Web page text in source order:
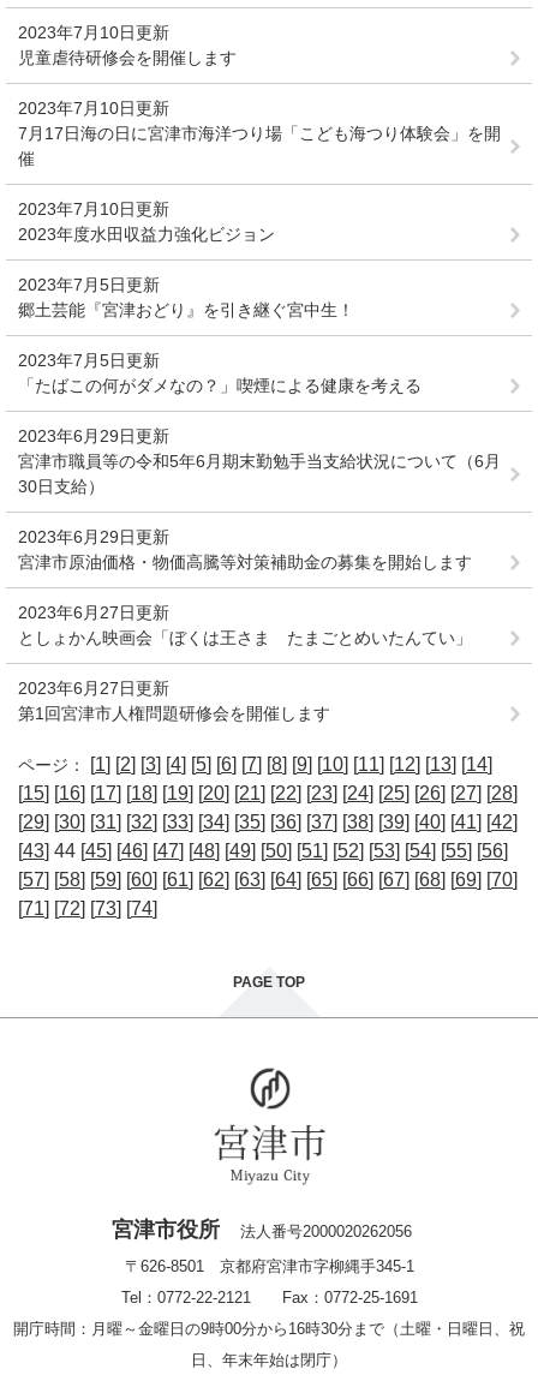
2023年7月10日更新
児童虐待研修会を開催します
2023年7月10日更新
7月17日海の日に宮津市海洋つり場「こども海つり体験会」を開
催
2023年7月10日更新
2023年度水田収益力強化ビジョン
2023年7月5日更新
郷土芸能『宮津おどり』を引き継ぐ宮中生！
2023年7月5日更新
「たばこの何がダメなの？」喫煙による健康を考える
2023年6月29日更新
宮津市職員等の令和5年6月期末勤勉手当支給状況について（6月
30日支給）
2023年6月29日更新
宮津市原油価格・物価高騰等対策補助金の募集を開始します
2023年6月27日更新
としょかん映画会「ぼくは王さま たまごとめいたんてい」
2023年6月27日更新
第1回宮津市人権問題研修会を開催します
ページ： [1] [2] [3] [4] [5] [6] [7] [8] [9] [10] [11] [12] [13] [14]
[15] [16] [17] [18] [19] [20] [21] [22] [23] [24] [25] [26] [27] [28]
[29] [30] [31] [32] [33] [34] [35] [36] [37] [38] [39] [40] [41] [42]
[43] 44 [45] [46] [47] [48] [49] [50] [51] [52] [53] [54] [55] [56]
[57] [58] [59] [60] [61] [62] [63] [64] [65] [66] [67] [68] [69] [70]
[71] [72] [73] [74]
PAGE TOP
宮津市役所
法人番号2000020262056
〒626-8501 京都府宮津市字柳縄手345-1
Tel：0772-22-2121 Fax：0772-25-1691
開庁時間：月曜～金曜日の9時00分から16時30分まで（土曜・日曜日、祝
日、年末年始は閉庁）